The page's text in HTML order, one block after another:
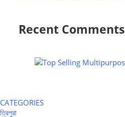
Recent Comments
CATEGORIES
ত্রিপুরা